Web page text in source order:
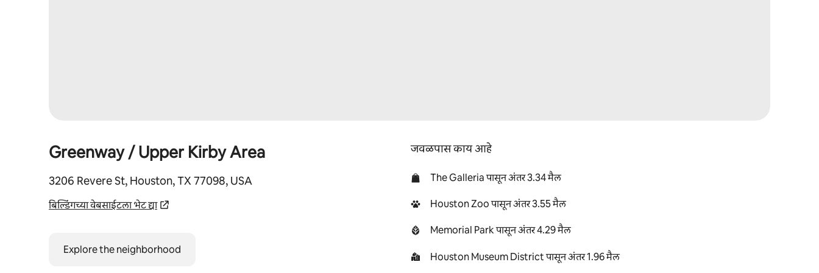
Greenway / Upper Kirby Area
3206 Revere St, Houston, TX 77098, USA
बिल्डिंगच्या वेबसाईटला भेट द्या
Explore the neighborhood
जवळपास काय आहे
The Galleria पासून अंतर 3.34 मैल
Houston Zoo पासून अंतर 3.55 मैल
Memorial Park पासून अंतर 4.29 मैल
Houston Museum District पासून अंतर 1.96 मैल